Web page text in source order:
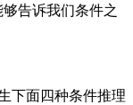
告诉我们条件之
面四种条件推理